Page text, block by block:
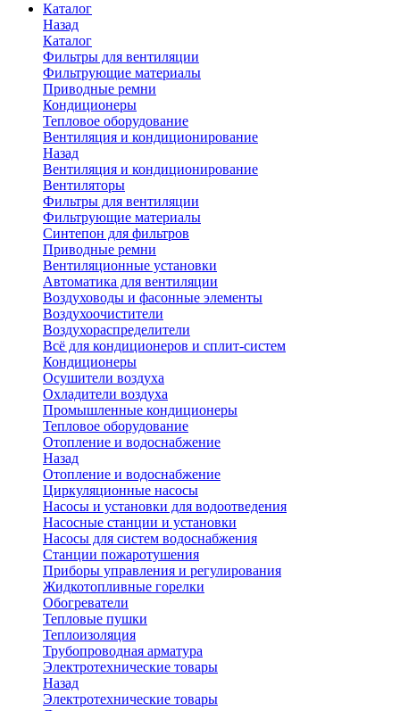
Каталог
Назад
Каталог
Фильтры для вентиляции
Фильтрующие материалы
Приводные ремни
Кондиционеры
Тепловое оборудование
Вентиляция и кондиционирование
Назад
Вентиляция и кондиционирование
Вентиляторы
Фильтры для вентиляции
Фильтрующие материалы
Синтепон для фильтров
Приводные ремни
Вентиляционные установки
Автоматика для вентиляции
Воздуховоды и фасонные элементы
Воздухоочистители
Воздухораспределители
Всё для кондиционеров и сплит-систем
Кондиционеры
Осушители воздуха
Охладители воздуха
Промышленные кондиционеры
Тепловое оборудование
Отопление и водоснабжение
Назад
Отопление и водоснабжение
Циркуляционные насосы
Насосы и установки для водоотведения
Насосные станции и установки
Насосы для систем водоснабжения
Станции пожаротушения
Приборы управления и регулирования
Жидкотопливные горелки
Обогреватели
Тепловые пушки
Теплоизоляция
Трубопроводная арматура
Электротехнические товары
Назад
Электротехнические товары